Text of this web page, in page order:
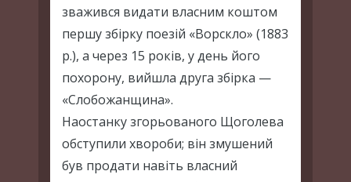
зважився видати власним коштом
першу збірку поезій «Ворскло» (1883
р.), а через 15 років, у день його
похорону, вийшла друга збірка —
«Слобожанщина».
Наостанку згорьованого Щоголева
обступили хвороби; він змушений
був продати навіть власний